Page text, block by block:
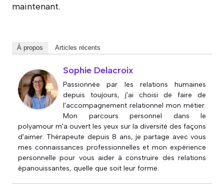
maintenant.
À propos Articles récents
Sophie Delacroix
Passionnée par les relations humaines
depuis toujours, j'ai choisi de faire de
l'accompagnement relationnel mon métier.
Mon parcours personnel dans le
polyamour m'a ouvert les yeux sur la diversité des façons
d'aimer. Thérapeute depuis 8 ans, je partage avec vous
mes connaissances professionnelles et mon expérience
personnelle pour vous aider à construire des relations
épanouissantes, quelle que soit leur forme.